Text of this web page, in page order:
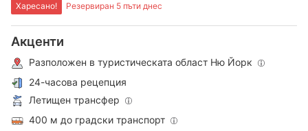
Харесано! Резервиран 5 пъти днес
Акценти
Разположен в туристическата област Ню Йорк
24-часова рецепция
Летищен трансфер
400 м до градски транспорт